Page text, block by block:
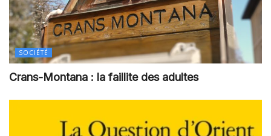
SOCIÉTÉ
Crans-Montana : la faillite des adultes